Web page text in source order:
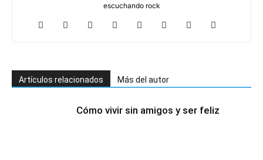
escuchando rock
Artículos relacionados Más del autor
Cómo vivir sin amigos y ser feliz